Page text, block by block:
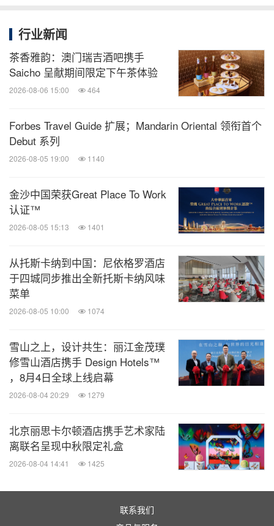
长江江豚，栖息于长江，是长江生态健康的指示物
种，是中国濒危物种之一，被誉为微笑天使；重庆，
坐落于长江上游，与长江‌地理相依、经济共生、生态
共护、文化共融‌，为此，酒店携手长江生态保护基金
会，将江豚化身为可陪伴的吉祥物，每件吉祥物的诞
生，都是一次善意的流转：当宾客每拥有一个"长江
的基金会科普页，让每一次心动，亦成为一次认知的
抵达。
洲至奢选重庆TFT酒店，希望与宾客成为这片水域的
守护者，让善意如江水，生生不息。
环幕江景，遇知心桥，洲至奢选重庆TFT酒店诚挚邀
壮阔，更沉浸于与桥都重庆相遇、相知的旅程体验。
关于洲至奢选品牌
Vignette Collection洲至奢选，作为洲际酒店集团奢
华精品系列中的奢选酒店合集品牌，致力为旅行带来
丰富经历与深远意义，为宾客留下多彩难忘的旅行记
行业新闻
茶香雅韵：澳门瑞吉酒吧携手
Saicho 呈献期间限定下午茶体验
2026-08-06 15:00 464
Forbes Travel Guide 扩展；Mandarin Oriental 领衔首个
Debut 系列
2026-08-05 19:00 1140
金沙中国荣获Great Place To Work
认证™
2026-08-05 15:13 1401
从托斯卡纳到中国：尼依格罗酒店
于四城同步推出全新托斯卡纳风味
菜单
2026-08-05 10:00 1074
雪山之上，设计共生：丽江金茂璞
修雪山酒店携手 Design Hotels™
，8月4日全球上线启幕
2026-08-04 20:29 1279
北京丽思卡尔顿酒店携手艺术家陆
离联名呈现中秋限定礼盒
2026-08-04 14:41 1425
联系我们